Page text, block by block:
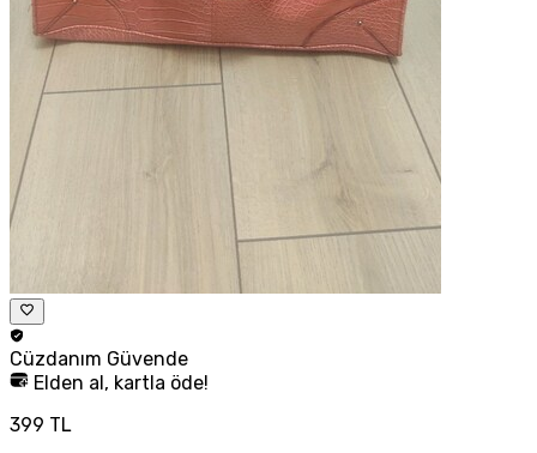
Cüzdanım Güvende
Elden al, kartla öde!
399 TL